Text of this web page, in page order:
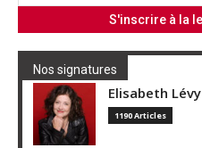
Nos signatures
Elisabeth Lévy
1190 Articles